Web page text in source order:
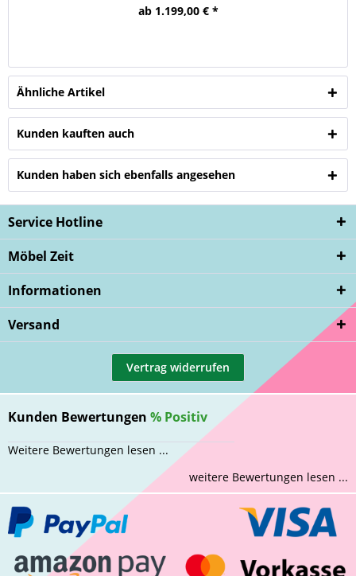
ab 1.199,00 € *
Ähnliche Artikel
Kunden kauften auch
Kunden haben sich ebenfalls angesehen
Service Hotline
Möbel Zeit
Informationen
Versand
Vertrag widerrufen
Kunden Bewertungen % Positiv
Weitere Bewertungen lesen ...
weitere Bewertungen lesen ...